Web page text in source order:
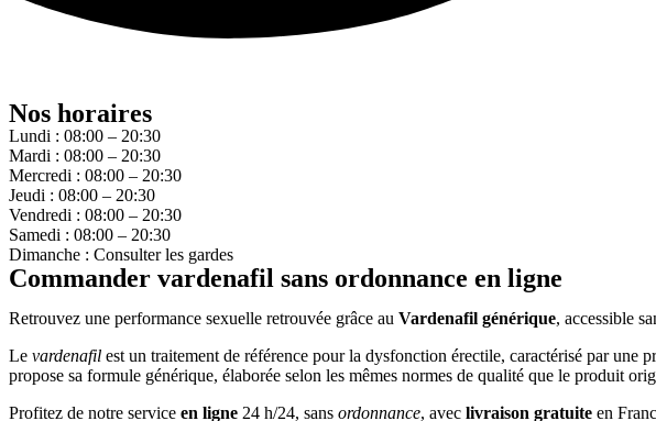
Nos horaires
Lundi : 08:00 – 20:30
Mardi : 08:00 – 20:30
Mercredi : 08:00 – 20:30
Jeudi : 08:00 – 20:30
Vendredi : 08:00 – 20:30
Samedi : 08:00 – 20:30
Dimanche : Consulter les gardes
Commander vardenafil sans ordonnance en ligne
Retrouvez une performance sexuelle retrouvée grâce au Vardenafil générique, accessible
Le vardenafil est un traitement de référence pour la dysfonction érectile, caractérisé par
propose sa formule générique, élaborée selon les mêmes normes de qualité que le produit
Profitez de notre service en ligne 24 h/24, sans ordonnance, avec livraison gratuite en